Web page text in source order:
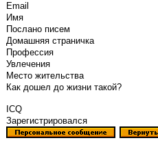
Email
Имя
Послано писем
Домашняя страничка
Профессия
Увлечения
Место жительства
Как дошел до жизни такой?
ICQ
Зарегистрировался